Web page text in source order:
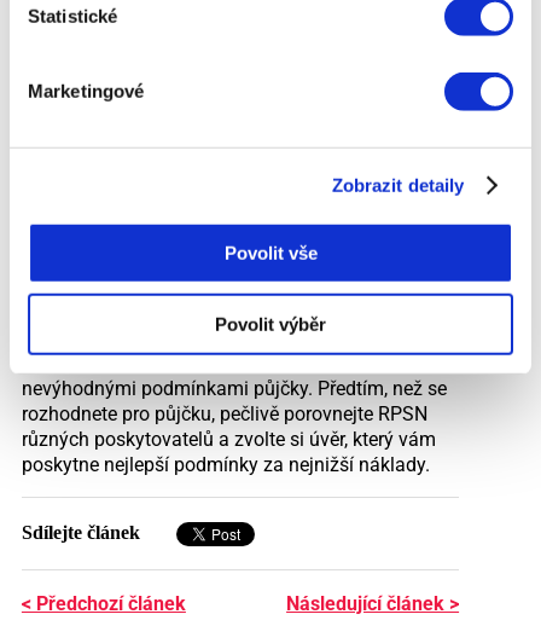
Statistické
Marketingové
Zobrazit detaily
Povolit vše
Povolit výběr
Pečlivě čtěte smlouvu Před podpisem smlouvy si
pečlivě přečtěte všechny podmínky a ujistěte se, že
zahrnuty v RPSN. Pokud máte jakékoli
RPSN je klíčovým ukazatelem při výběru půjčky,
vám umožní porovnat různé nabídky a vybrat si tu
nejvýhodnější, která odpovídá vašim finančním
potřebám. I když může být RPSN pro někoho
složitým pojmem, jeho pochopení je nezbytné pro
informované rozhodování a ochranu před
nevýhodnými podmínkami půjčky. Předtím, než se
rozhodnete pro půjčku, pečlivě porovnejte RPSN
různých poskytovatelů a zvolte si úvěr, který vám
poskytne nejlepší podmínky za nejnižší náklady.
Sdílejte článek
< Předchozí článek
Následující článek >